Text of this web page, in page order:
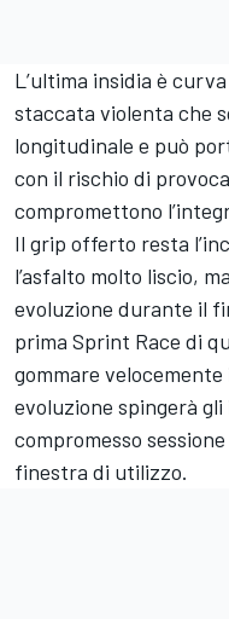
L’ultima insidia è
staccata violenta che
longitudinale e può
con il rischio di
compromettono
Il grip offerto resta
l’asfalto molto liscio,
evoluzione durante il
prima Sprint Race di
gommare
evoluzione spingerà
compromesso
finestra di utilizzo.